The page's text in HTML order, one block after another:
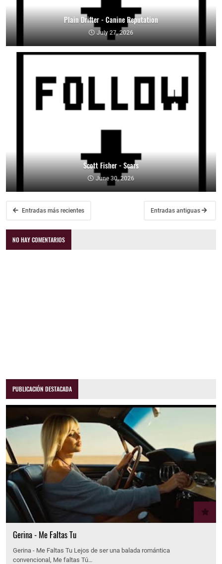
Plain Drifter - Canine Reputation
July 27, 2026
Scott Fisher - Scars
June 30, 2026
Entradas más recientes Entradas antiguas
NO HAY COMENTARIOS
PUBLICACIÓN DESTACADA
Gerina - Me Faltas Tu
Gerina - Me Faltas Tu Lejos de ser una balada romántica
convencional, Me faltas Tú…